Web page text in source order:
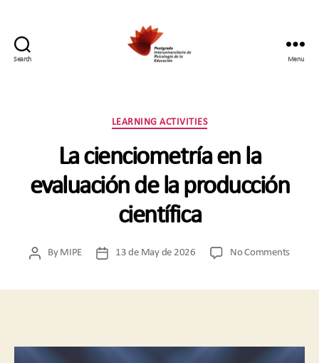
Search
Psicología
la
Educación
Menu
Categories
LEARNING ACTIVITIES
La cienciometría en la
evaluación de la producción
científica
PostBy MIPE
Post13 de May de 2026 No Comments
de